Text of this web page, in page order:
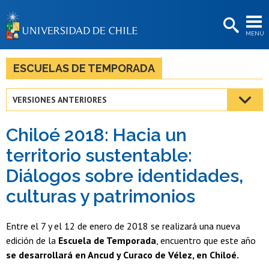
MENÚ
BIBLIOTECAS
LA UNIVERSIDAD
Estudiantes
Académicas/os
Funcionarias/os
Egresadas/os
ESCUELAS DE TEMPORADA
VERSIONES ANTERIORES
Chiloé 2018: Hacia un
territorio sustentable:
Diálogos sobre identidades,
culturas y patrimonios
Entre el 7 y el 12 de enero de 2018 se realizará una nueva
edición de la Escuela de Temporada, encuentro que este año
se desarrollará en Ancud y Curaco de Vélez, en Chiloé.